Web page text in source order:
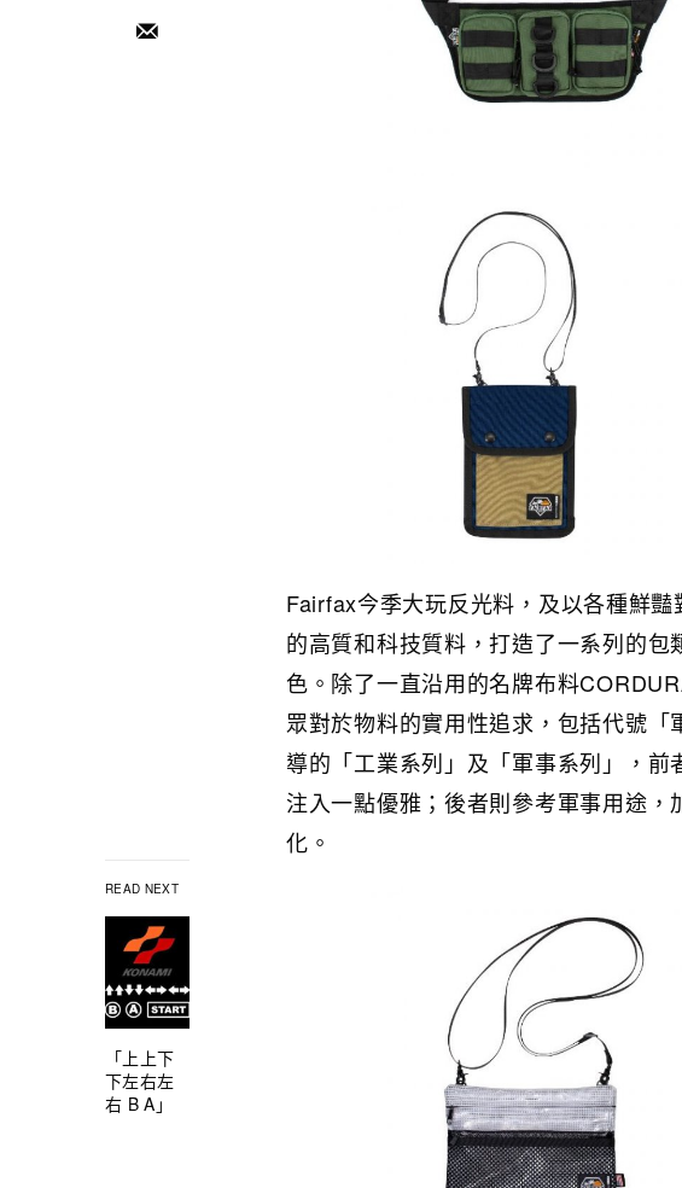
READ NEXT
「上上下
下左右左
右 B A」
Fairfax今季大玩反光料，及以各種鮮
的高質和科技質料，打造了一系列的
色。除了一直沿用的名牌布料
眾對於物料的實用性追求，包括代號
導的「工業系列」及「軍事系列」，
注入一點優雅；後者則參考軍事用途
化。